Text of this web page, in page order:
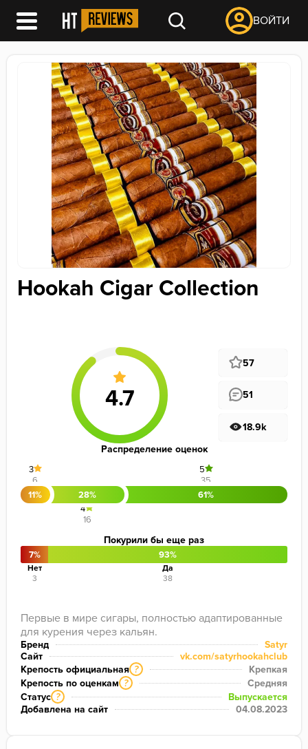
ВОЙТИ
Hookah Cigar Collection
Первые в мире сигары, полностью адаптированные
для курения через кальян.
Бренд
Satyr
Сайт
vk.com/satyrhookahclub
Крепость официальная ?
Крепкая
Крепость по оценкам ?
Средняя
Статус ?
Выпускается
Добавлена на сайт
04.08.2023
57
51
18.9k
Распределение оценок
11%
3
6
28%
4
16
61%
5
35
Покурили бы еще раз
7%
Нет
3
93%
Да
38